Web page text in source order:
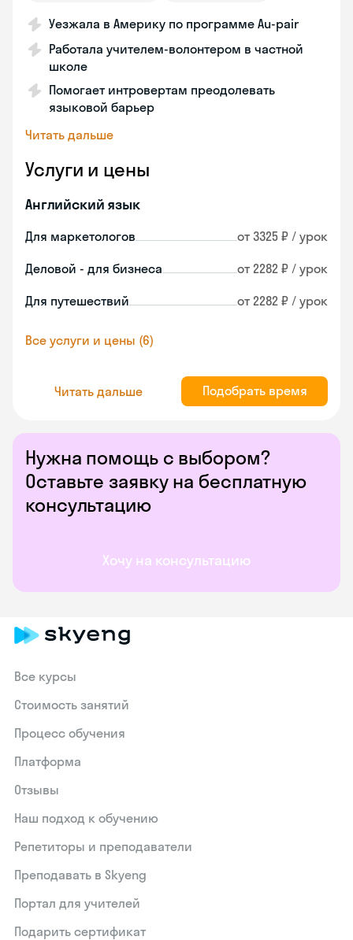
Нужна помощь с выбором?
Оставьте заявку на бесплатную
консультацию
Хочу на консультацию
Уезжала в Америку по программе Au-pair
Работала учителем-волонтером в частной
школе
Помогает интровертам преодолевать
языковой барьер
Читать дальше
Услуги и цены
Английский язык
Для маркетологов от 3325 ₽ / урок
Деловой - для бизнеса от 2282 ₽ / урок
Для путешествий от 2282 ₽ / урок
Все услуги и цены (6)
Читать дальше Подобрать время
Все курсы
Стоимость занятий
Процесс обучения
Платформа
Отзывы
Наш подход к обучению
Репетиторы и преподаватели
Преподавать в Skyeng
Портал для учителей
Подарить сертификат